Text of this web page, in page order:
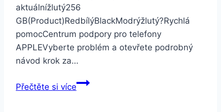
aktuálnížlutý256
GB(Product)RedbílýBlackModrýžlutý?Rychlá
pomocCentrum podpory pro telefony
APPLEVyberte problém a otevřete podrobný
návod krok za…
Přečtěte si víceApple